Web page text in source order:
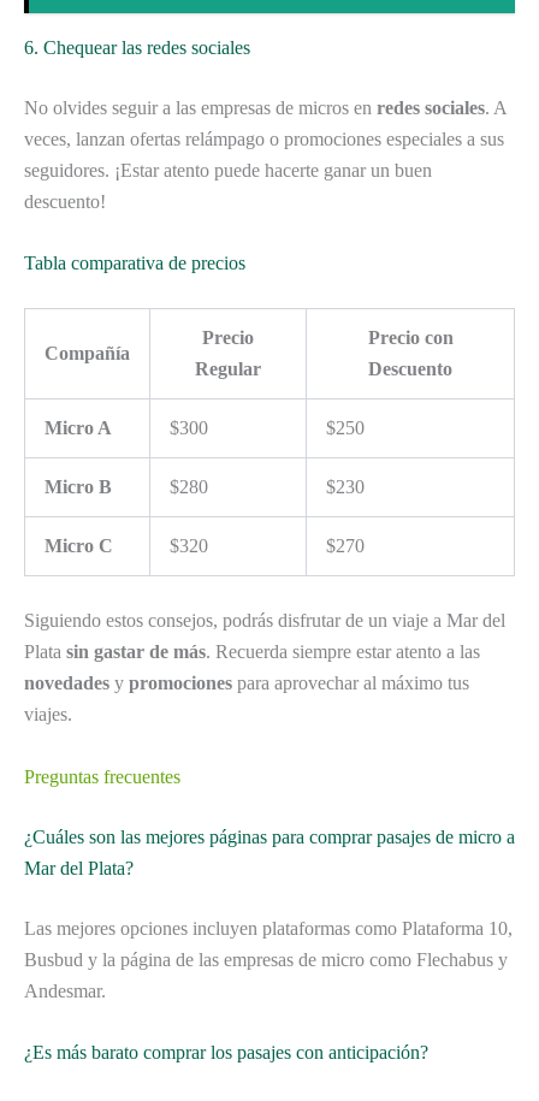
6. Chequear las redes sociales
No olvides seguir a las empresas de micros en redes sociales. A
veces, lanzan ofertas relámpago o promociones especiales a sus
seguidores. ¡Estar atento puede hacerte ganar un buen
descuento!
Tabla comparativa de precios
Compañía
Precio
Regular
Precio con
Descuento
Micro A $300 $250
Micro B $280 $230
Micro C $320 $270
Siguiendo estos consejos, podrás disfrutar de un viaje a Mar del
Plata sin gastar de más. Recuerda siempre estar atento a las
novedades y promociones para aprovechar al máximo tus
viajes.
Preguntas frecuentes
¿Cuáles son las mejores páginas para comprar pasajes de micro a
Mar del Plata?
Las mejores opciones incluyen plataformas como Plataforma 10,
Busbud y la página de las empresas de micro como Flechabus y
Andesmar.
¿Es más barato comprar los pasajes con anticipación?